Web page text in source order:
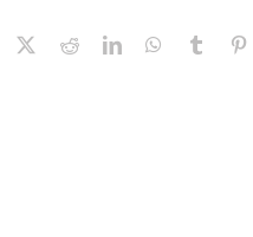
Facebook RedditLinkedInWhatsApp
Tumblr